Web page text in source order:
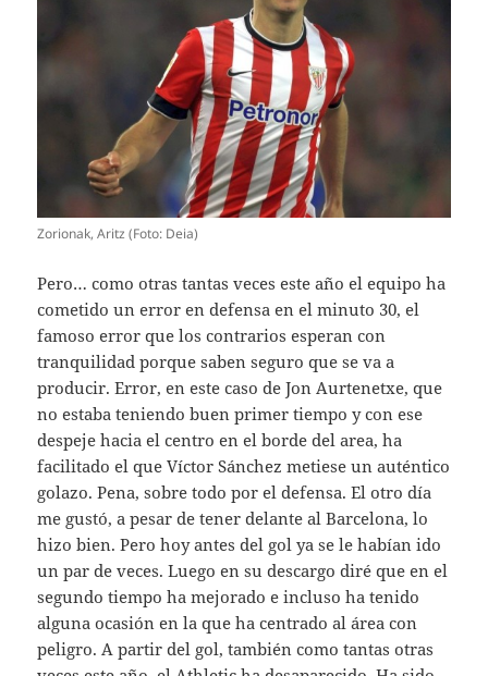
Zorionak, Aritz (Foto: Deia)
Pero… como otras tantas veces este año el equipo ha
cometido un error en defensa en el minuto 30, el
famoso error que los contrarios esperan con
tranquilidad porque saben seguro que se va a
producir. Error, en este caso de Jon Aurtenetxe, que
no estaba teniendo buen primer tiempo y con ese
despeje hacia el centro en el borde del area, ha
facilitado el que Víctor Sánchez metiese un auténtico
golazo. Pena, sobre todo por el defensa. El otro día
me gustó, a pesar de tener delante al Barcelona, lo
hizo bien. Pero hoy antes del gol ya se le habían ido
un par de veces. Luego en su descargo diré que en el
segundo tiempo ha mejorado e incluso ha tenido
alguna ocasión en la que ha centrado al área con
peligro. A partir del gol, también como tantas otras